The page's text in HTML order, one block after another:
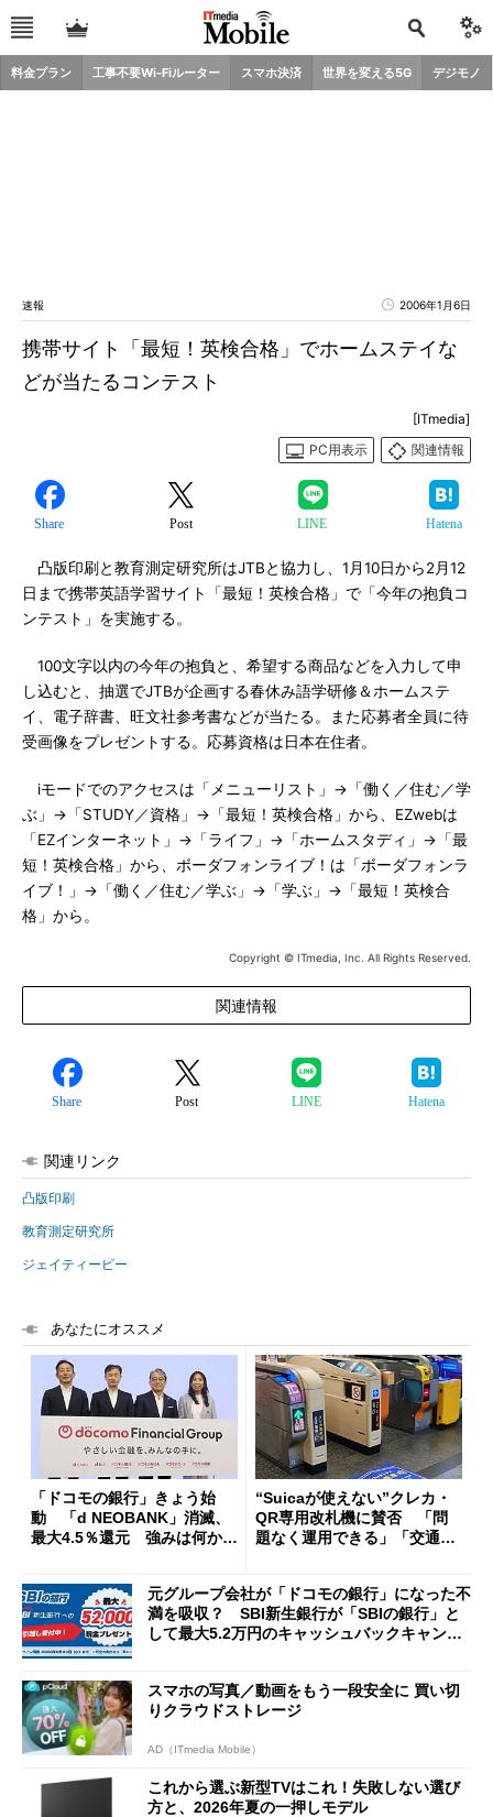
料金プラン 工事不要Wi-Fiルーター スマホ決済 世界を変える5G デジモノ
速報 2006年1月6日
携帯サイト「最短！英検合格」でホームステイな
どが当たるコンテスト
[ITmedia]
PC用表示
関連情報
Share Post LINE Hatena
凸版印刷と教育測定研究所はJTBと協力し、1月10日から2月12
日まで携帯英語学習サイト「最短！英検合格」で「今年の抱負コ
ンテスト」を実施する。
100文字以内の今年の抱負と、希望する商品などを入力して申
し込むと、抽選でJTBが企画する春休み語学研修＆ホームステ
イ、電子辞書、旺文社参考書などが当たる。また応募者全員に待
受画像をプレゼントする。応募資格は日本在住者。
iモードでのアクセスは「メニューリスト」→「働く／住む／学
ぶ」→「STUDY／資格」→「最短！英検合格」から、EZwebは
「EZインターネット」→「ライフ」→「ホームスタディ」→「最
短！英検合格」から、ボーダフォンライブ！は「ボーダフォンラ
イブ！」→「働く／住む／学ぶ」→「学ぶ」→「最短！英検合
格」から。
Copyright © ITmedia, Inc. All Rights Reserved.
関連情報
Share Post LINE Hatena
関連リンク
凸版印刷
教育測定研究所
ジェイティービー
あなたにオススメ
「ドコモの銀行」きょう始
動 「d NEOBANK」消滅、
最大4.5％還元 強みは何か解
“Suicaが使えない”クレカ・
QR専用改札機に賛否 「問
題なく運用できる」「交通系I
元グループ会社が「ドコモの銀行」になった不
満を吸収？ SBI新生銀行が「SBIの銀行」と
して最大5.2万円のキャッシュバックキャンペ
スマホの写真／動画をもう一段安全に 買い切
りクラウドストレージ
AD（ITmedia Mobile）
これから選ぶ新型TVはこれ！失敗しない選び
方と、2026年夏の一押しモデル